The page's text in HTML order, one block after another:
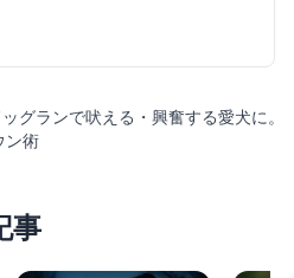
ッグランで吠える・興奮する愛犬に。
ン術
事